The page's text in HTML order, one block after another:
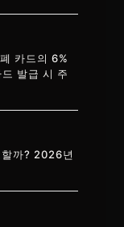
카드의 6%
발급 시 주
까? 2026년